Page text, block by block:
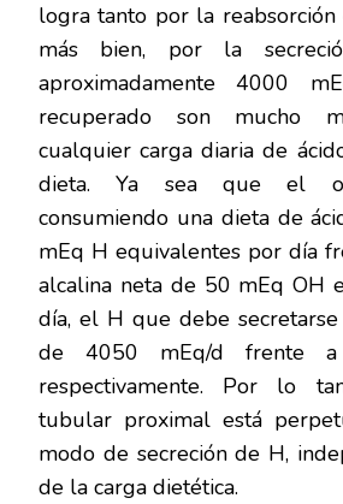
logra tanto por la reabsorción
más bien, por la
aproximadamente 4000
recuperado son mucho
cualquier carga diaria de
dieta. Ya sea que el
consumiendo una dieta de
mEq H equivalentes por día
alcalina neta de 50 mEq OH
día, el H que debe
de 4050 mEq/d frente a
respectivamente. Por lo
tubular proximal está
modo de secreción de H,
de la carga dietética.